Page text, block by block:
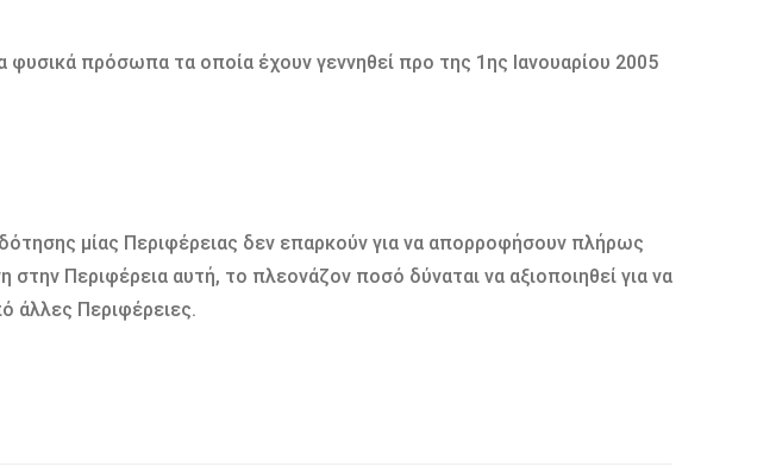
πρόσωπα τα οποία έχουν γεννηθεί προ της 1ης Ιανουαρίου 2005
μίας Περιφέρειας δεν επαρκούν για να απορροφήσουν πλήρως
στην Περιφέρεια αυτή, το πλεονάζον ποσό δύναται να αξιοποιηθεί για να
άλλες Περιφέρειες.